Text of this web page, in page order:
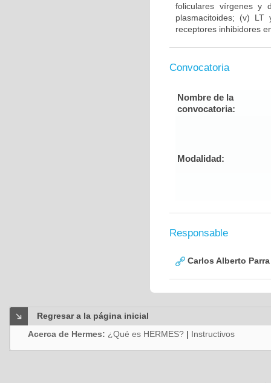
foliculares vírgenes y
plasmacitoides; (v)
receptores inhibidores
Convocatoria
Nombre de la
convocatoria:
Modalidad:
Responsable
Carlos Alberto
Regresar a la página inicial
Acerca de Hermes: ¿Qué es HERMES? | Instructivos